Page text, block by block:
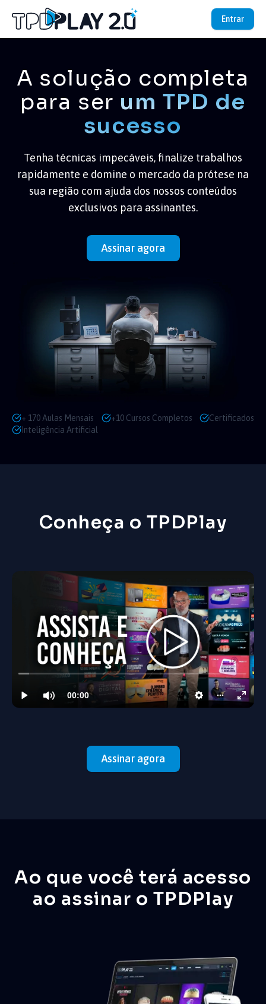
Entrar
A solução completa
para ser um TPD de
sucesso
Tenha técnicas impecáveis, finalize trabalhos
rapidamente e domine o mercado da prótese na
sua região com ajuda dos nossos conteúdos
exclusivos para assinantes.
Assinar agora
+ 170 Aulas Mensais +10 Cursos Completos
Certificados
Inteligência Artificial
Conheça o TPDPlay
Assinar agora
Ao que você terá acesso
ao assinar o TPDPlay